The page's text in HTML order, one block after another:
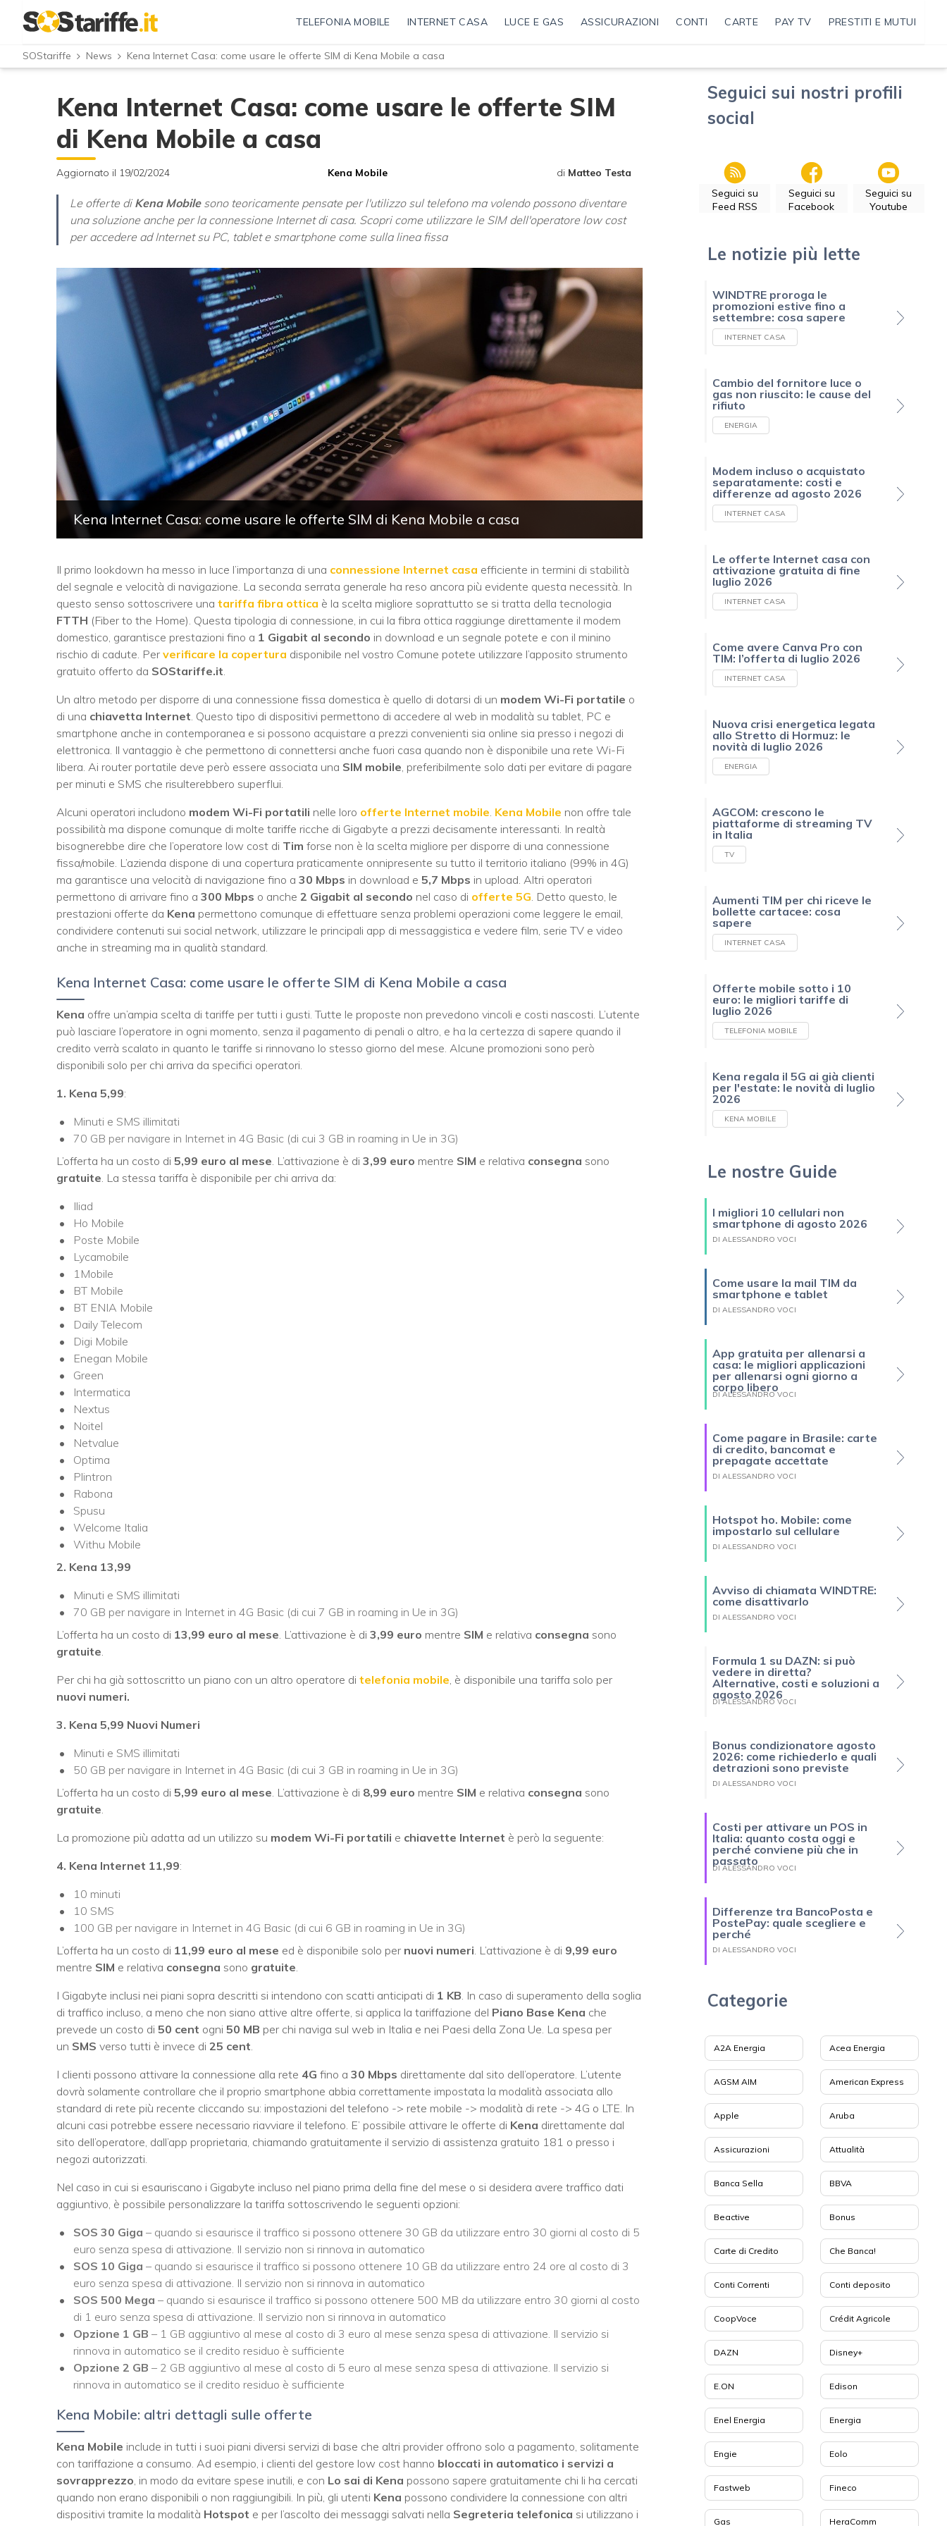
TELEFONIA MOBILE INTERNET CASA LUCE E GAS ASSICURAZIONI CONTI CARTE PAY TV PRESTITI E MUTUI
SOStariffe News Kena Internet Casa: come usare le offerte SIM di Kena Mobile a casa
Kena Internet Casa: come usare le offerte SIM
di Kena Mobile a casa
Aggiornato il 19/02/2024 Kena Mobile di Matteo Testa
Le offerte di Kena Mobilesono teoricamente pensate per l'utilizzo sul telefono ma volendo possono diventare
una soluzione anche per la connessione Internet di casa. Scopri come utilizzare le SIM dell'operatore low cost
per accedere ad Internet su PC, tablet e smartphone come sulla linea fissa
Kena Internet Casa: come usare le offerte SIM di Kena Mobile a casa
Il primo lookdown ha messo in luce l’importanza di una connessione Internet casa efficiente in termini di stabilità
del segnale e velocità di navigazione. La seconda serrata generale ha reso ancora più evidente questa necessità. In
questo senso sottoscrivere una tariffa fibra ottica è la scelta migliore soprattutto se si tratta della tecnologia
FTTH (Fiber to the Home). Questa tipologia di connessione, in cui la fibra ottica raggiunge direttamente il modem
domestico, garantisce prestazioni fino a 1 Gigabit al secondo in download e un segnale potete e con il minino
rischio di cadute. Per verificare la copertura disponibile nel vostro Comune potete utilizzare l’apposito strumento
gratuito offerto da SOStariffe.it.
Un altro metodo per disporre di una connessione fissa domestica è quello di dotarsi di un modem Wi-Fi portatile o
di una chiavetta Internet. Questo tipo di dispositivi permettono di accedere al web in modalità su tablet, PC e
smartphone anche in contemporanea e si possono acquistare a prezzi convenienti sia online sia presso i negozi di
elettronica. Il vantaggio è che permettono di connettersi anche fuori casa quando non è disponibile una rete Wi-Fi
libera. Ai router portatile deve però essere associata una SIM mobile, preferibilmente solo dati per evitare di pagare
per minuti e SMS che risulterebbero superflui.
Alcuni operatori includono modem Wi-Fi portatili nelle loro offerte Internet mobile. Kena Mobile non offre tale
possibilità ma dispone comunque di molte tariffe ricche di Gigabyte a prezzi decisamente interessanti. In realtà
bisognerebbe dire che l’operatore low cost di Tim forse non è la scelta migliore per disporre di una connessione
fissa/mobile. L’azienda dispone di una copertura praticamente onnipresente su tutto il territorio italiano (99% in 4G)
ma garantisce una velocità di navigazione fino a 30 Mbps in download e 5,7 Mbps in upload. Altri operatori
permettono di arrivare fino a 300 Mbps o anche 2 Gigabit al secondo nel caso di offerte 5G. Detto questo, le
prestazioni offerte da Kena permettono comunque di effettuare senza problemi operazioni come leggere le email,
condividere contenuti sui social network, utilizzare le principali app di messaggistica e vedere film, serie TV e video
anche in streaming ma in qualità standard.
Kena Internet Casa: come usare le offerte SIM di Kena Mobile a casa
Kena offre un’ampia scelta di tariffe per tutti i gusti. Tutte le proposte non prevedono vincoli e costi nascosti. L’utente
può lasciare l’operatore in ogni momento, senza il pagamento di penali o altro, e ha la certezza di sapere quando il
credito verrà scalato in quanto le tariffe si rinnovano lo stesso giorno del mese. Alcune promozioni sono però
disponibili solo per chi arriva da specifici operatori.
1. Kena 5,99:
Minuti e SMS illimitati
70 GB per navigare in Internet in 4G Basic (di cui 3 GB in roaming in Ue in 3G)
L’offerta ha un costo di 5,99 euro al mese . L’attivazione è di 3,99 euro mentre SIM e relativa consegna sono
gratuite . La stessa tariffa è disponibile per chi arriva da:
Iliad
Ho Mobile
Poste Mobile
Lycamobile
1Mobile
BT Mobile
BT ENIA Mobile
Daily Telecom
Digi Mobile
Enegan Mobile
Green
Intermatica
Nextus
Noitel
Netvalue
Optima
Plintron
Rabona
Spusu
Welcome Italia
Withu Mobile
2. Kena 13,99
Minuti e SMS illimitati
70 GB per navigare in Internet in 4G Basic (di cui 7 GB in roaming in Ue in 3G)
L’offerta ha un costo di 13,99 euro al mese . L’attivazione è di 3,99 euro mentre SIM e relativa consegna sono
gratuite
Per chi ha già sottoscritto un piano con un altro operatore di telefonia mobile , è disponibile una tariffa solo per
nuovi numeri.
3. Kena 5,99 Nuovi Numeri
Minuti e SMS illimitati
50 GB per navigare in Internet in 4G Basic (di cui 3 GB in roaming in Ue in 3G)
L’offerta ha un costo di 5,99 euro al mese . L’attivazione è di 8,99 euro mentre SIM e relativa consegna sono
gratuite
La promozione più adatta ad un utilizzo su modem Wi-Fi portatili e chiavette Internet è però la seguente:
4. Kena Internet 11,99:
10 minuti
10 SMS
100 GB per navigare in Internet in 4G Basic (di cui 6 GB in roaming in Ue in 3G)
L’offerta ha un costo di 11,99 euro al mese ed è disponibile solo per nuovi numeri . L’attivazione è di 9,99 euro
mentre SIM e relativa consegna sono gratuite
I Gigabyte inclusi nei piani sopra descritti si intendono con scatti anticipati di 1 KB . In caso di superamento della soglia
di traffico incluso, a meno che non siano attive altre offerte, si applica la tariffazione del Piano Base Kena che
prevede un costo di 50 cent ogni 50 MB per chi naviga sul web in Italia e nei Paesi della Zona Ue. La spesa per
un SMS verso tutti è invece di 25 cent
I clienti possono attivare la connessione alla rete 4G fino a 30 Mbps direttamente dal sito dell’operatore. L’utente
dovrà solamente controllare che il proprio smartphone abbia correttamente impostata la modalità associata allo
standard di rete più recente cliccando su: impostazioni del telefono -> rete mobile -> modalità di rete -> 4G o LTE. In
alcuni casi potrebbe essere necessario riavviare il telefono. E’ possibile attivare le offerte di Kena direttamente dal
sito dell’operatore, dall’app proprietaria, chiamando gratuitamente il servizio di assistenza gratuito 181 o presso i
negozi autorizzati.
Nel caso in cui si esauriscano i Gigabyte incluso nel piano prima della fine del mese o si desidera avere traffico dati
aggiuntivo, è possibile personalizzare la tariffa sottoscrivendo le seguenti opzioni:
SOS 30 Giga – quando si esaurisce il traffico si possono ottenere 30 GB da utilizzare entro 30 giorni al costo di 5
euro senza spesa di attivazione. Il servizio non si rinnova in automatico
SOS 10 Giga – quando si esaurisce il traffico si possono ottenere 10 GB da utilizzare entro 24 ore al costo di 3
euro senza spesa di attivazione. Il servizio non si rinnova in automatico
SOS 500 Mega – quando si esaurisce il traffico si possono ottenere 500 MB da utilizzare entro 30 giorni al costo
di 1 euro senza spesa di attivazione. Il servizio non si rinnova in automatico
Opzione 1 GB – 1 GB aggiuntivo al mese al costo di 3 euro al mese senza spesa di attivazione. Il servizio si
rinnova in automatico se il credito residuo è sufficiente
Opzione 2 GB – 2 GB aggiuntivo al mese al costo di 5 euro al mese senza spesa di attivazione. Il servizio si
rinnova in automatico se il credito residuo è sufficiente
Kena Mobile: altri dettagli sulle offerte
Kena Mobile include in tutti i suoi piani diversi servizi di base che altri provider offrono solo a pagamento, solitamente
con tariffazione a consumo. Ad esempio, i clienti del gestore low cost hanno bloccati in automatico i servizi a
sovrapprezzo , in modo da evitare spese inutili, e con Lo sai di Kena possono sapere gratuitamente chi li ha cercati
quando non erano disponibili o non raggiungibili. In più, gli utenti Kena possono condividere la connessione con altri
dispositivi tramite la modalità Hotspot e per l’ascolto dei messaggi salvati nella Segreteria telefonica si utilizzano i
Seguici sui nostri profili
social
Seguici su
Feed RSS
Seguici su
Facebook
Seguici su
Youtube
Le notizie più lette
WINDTRE proroga le
promozioni estive fino a
settembre: cosa sapere
INTERNET CASA
Cambio del fornitore luce o
gas non riuscito: le cause del
rifiuto
ENERGIA
Modem incluso o acquistato
separatamente: costi e
differenze ad agosto 2026
INTERNET CASA
Le offerte Internet casa con
attivazione gratuita di fine
luglio 2026
INTERNET CASA
Come avere Canva Pro con
TIM: l’offerta di luglio 2026
INTERNET CASA
Nuova crisi energetica legata
allo Stretto di Hormuz: le
novità di luglio 2026
ENERGIA
AGCOM: crescono le
piattaforme di streaming TV
in Italia
TV
Aumenti TIM per chi riceve le
bollette cartacee: cosa
sapere
INTERNET CASA
Offerte mobile sotto i 10
euro: le migliori tariffe di
luglio 2026
TELEFONIA MOBILE
Kena regala il 5G ai già clienti
per l'estate: le novità di luglio
2026
KENA MOBILE
Le nostre Guide
I migliori 10 cellulari non
smartphone di agosto 2026
DI ALESSANDRO VOCI
Come usare la mail TIM da
smartphone e tablet
DI ALESSANDRO VOCI
App gratuita per allenarsi a
casa: le migliori applicazioni
per allenarsi ogni giorno a
corpo libero
DI ALESSANDRO VOCI
Come pagare in Brasile: carte
di credito, bancomat e
prepagate accettate
DI ALESSANDRO VOCI
Hotspot ho. Mobile: come
impostarlo sul cellulare
DI ALESSANDRO VOCI
Avviso di chiamata WINDTRE:
come disattivarlo
DI ALESSANDRO VOCI
Formula 1 su DAZN: si può
vedere in diretta?
Alternative, costi e soluzioni a
agosto 2026
DI ALESSANDRO VOCI
Bonus condizionatore agosto
2026: come richiederlo e quali
detrazioni sono previste
DI ALESSANDRO VOCI
Costi per attivare un POS in
Italia: quanto costa oggi e
perché conviene più che in
passato
DI ALESSANDRO VOCI
Differenze tra BancoPosta e
PostePay: quale scegliere e
perché
DI ALESSANDRO VOCI
Categorie
A2A Energia Acea Energia
AGSM AIM American Express
Apple Aruba
Assicurazioni Attualità
Banca Sella BBVA
Beactive Bonus
Carte di Credito Che Banca!
Conti Correnti Conti deposito
CoopVoce Crédit Agricole
DAZN Disney+
E.ON Edison
Enel Energia Energia
Engie Eolo
Fastweb Fineco
Gas HeraComm